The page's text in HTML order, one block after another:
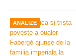
ANALIZE